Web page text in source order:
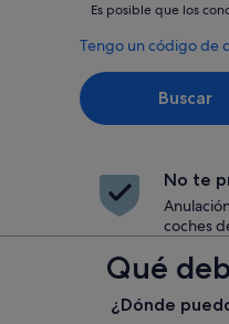
Es posible que los
Tengo un código de
Buscar
No te
coches
Qué
¿Dónde